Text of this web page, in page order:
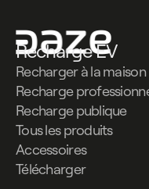
Recharge EV
Recharger à la maison
Recharge
Recharge publique
Tous les produits
Accessoires
Télécharger